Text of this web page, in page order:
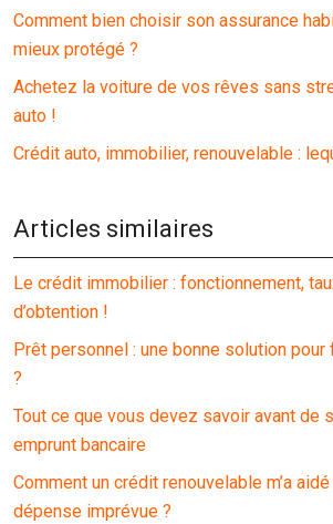
Comment bien choisir son assurance
mieux protégé ?
Achetez la voiture de vos rêves sans
auto !
Crédit auto, immobilier, renouvelable :
Articles similaires
Le crédit immobilier : fonctionnement,
d’obtention !
Prêt personnel : une bonne solution
?
Tout ce que vous devez savoir avant de
emprunt bancaire
Comment un crédit renouvelable m’a
dépense imprévue ?